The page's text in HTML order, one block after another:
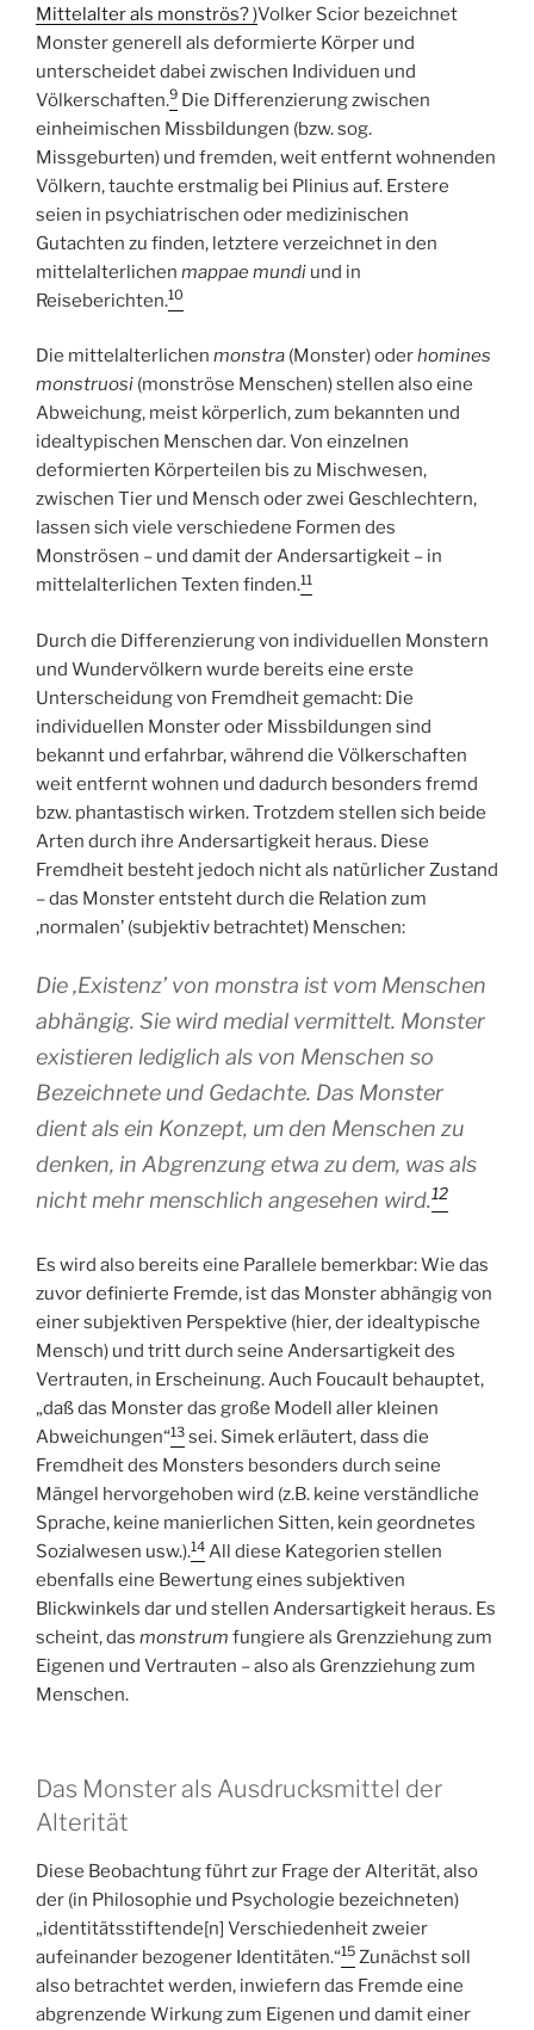
Mittelalter als monströs? )Volker Scior bezeichnet
Monster generell als deformierte Körper und
unterscheidet dabei zwischen Individuen und
Völkerschaften.9 Die Differenzierung zwischen
einheimischen Missbildungen (bzw. sog.
Missgeburten) und fremden, weit entfernt wohnenden
Völkern, tauchte erstmalig bei Plinius auf. Erstere
seien in psychiatrischen oder medizinischen
Gutachten zu finden, letztere verzeichnet in den
mittelalterlichen mappae mundi und in
Reiseberichten.10
Die mittelalterlichen monstra (Monster) oderhomines
monstruosi (monströse Menschen) stellen also eine
Abweichung, meist körperlich, zum bekannten und
idealtypischen Menschen dar. Von einzelnen
deformierten Körperteilen bis zu Mischwesen,
zwischen Tier und Mensch oder zwei Geschlechtern,
lassen sich viele verschiedene Formen des
Monströsen – und damit der Andersartigkeit – in
mittelalterlichen Texten finden.11
Durch die Differenzierung von individuellen Monstern
und Wundervölkern wurde bereits eine erste
Unterscheidung von Fremdheit gemacht: Die
individuellen Monster oder Missbildungen sind
bekannt und erfahrbar, während die Völkerschaften
weit entfernt wohnen und dadurch besonders fremd
bzw. phantastisch wirken. Trotzdem stellen sich beide
Arten durch ihre Andersartigkeit heraus. Diese
Fremdheit besteht jedoch nicht als natürlicher Zustand
– das Monster entsteht durch die Relation zum
‚normalen’ (subjektiv betrachtet) Menschen:
Die ‚Existenz’ von monstra ist vom Menschen
abhängig. Sie wird medial vermittelt. Monster
existieren lediglich als von Menschen so
Bezeichnete und Gedachte. Das Monster
dient als ein Konzept, um den Menschen zu
denken, in Abgrenzung etwa zu dem, was als
nicht mehr menschlich angesehen wird.12
Es wird also bereits eine Parallele bemerkbar: Wie das
zuvor definierte Fremde, ist das Monster abhängig von
einer subjektiven Perspektive (hier, der idealtypische
Mensch) und tritt durch seine Andersartigkeit des
Vertrauten, in Erscheinung. Auch Foucault behauptet,
„daß das Monster das große Modell aller kleinen
Abweichungen“13 sei. Simek erläutert, dass die
Fremdheit des Monsters besonders durch seine
Mängel hervorgehoben wird (z.B. keine verständliche
Sprache, keine manierlichen Sitten, kein geordnetes
Sozialwesen usw.).14 All diese Kategorien stellen
ebenfalls eine Bewertung eines subjektiven
Blickwinkels dar und stellen Andersartigkeit heraus. Es
scheint, das monstrum fungiere als Grenzziehung zum
Eigenen und Vertrauten – also als Grenzziehung zum
Menschen.
Das Monster als Ausdrucksmittel der
Alterität
Diese Beobachtung führt zur Frage der Alterität, also
der (in Philosophie und Psychologie bezeichneten)
„identitätsstiftende[n] Verschiedenheit zweier
aufeinander bezogener Identitäten.“15 Zunächst soll
also betrachtet werden, inwiefern das Fremde eine
abgrenzende Wirkung zum Eigenen und damit einer